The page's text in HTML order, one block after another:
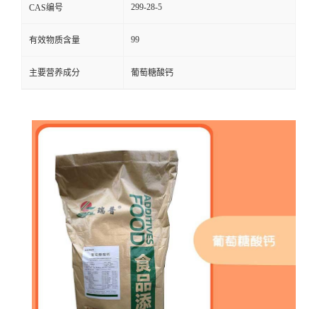
CAS编号 299-28-5
有效物质含量 99
主要营养成分 葡萄糖酸钙